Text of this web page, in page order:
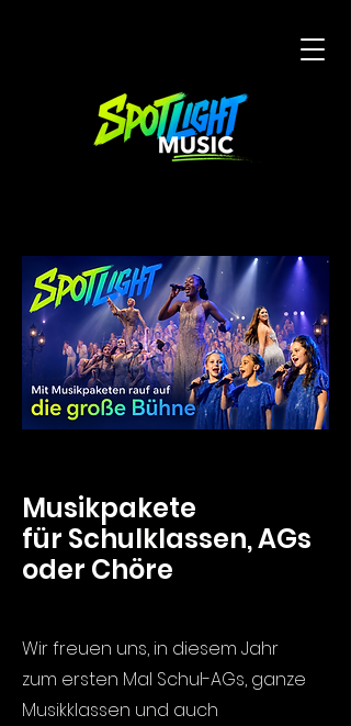
Musikpakete
für Schulklassen, AGs
oder Chöre
Wir freuen uns, in diesem Jahr
zum ersten Mal Schul-AGs, ganze
Musikklassen und auch